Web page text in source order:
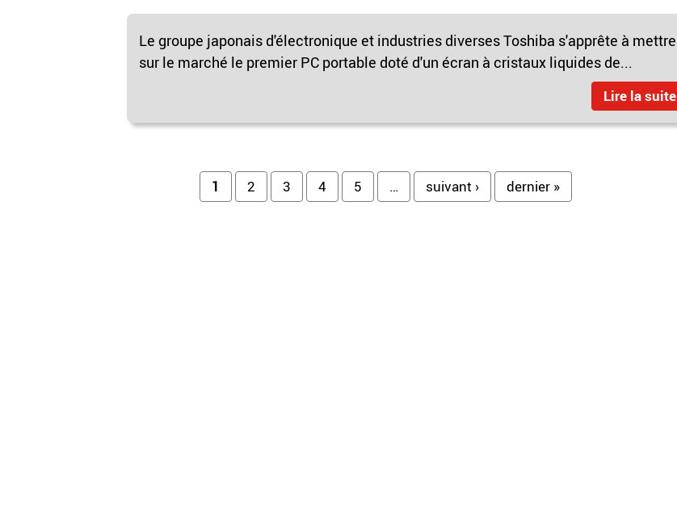
Le groupe japonais d'électronique et industries diverses Toshiba s'apprête à mettre
sur le marché le premier PC portable doté d'un écran à cristaux liquides de...
Lire la suite
1 2 3 4 5 … suivant › dernier »